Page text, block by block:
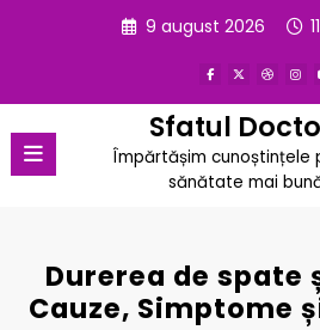
9 august 2026
Sfatul
Împărtășim cunoștințele
sănătate mai
Durerea de spate
Cauze, Simptome